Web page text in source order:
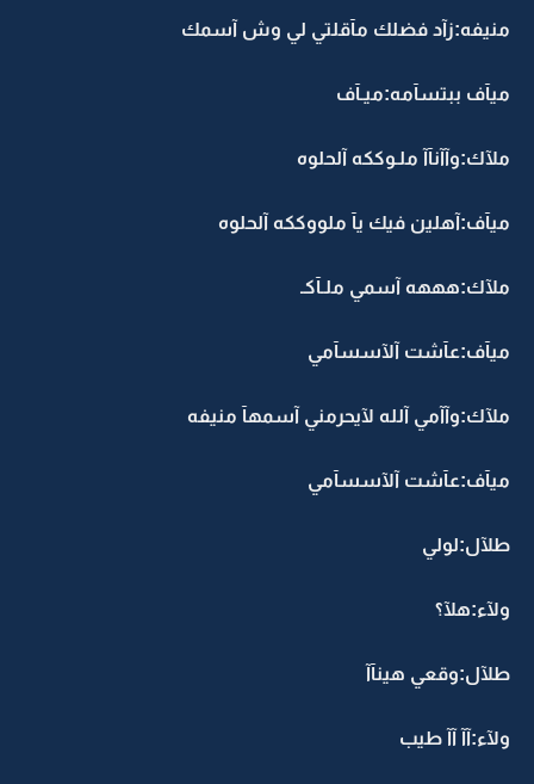
منيفه:زآد فضلك مآقلتي لي وش آسمك
ميآف ببتسآمه:ميـآف
ملآك:وآآنآآ ملـوككه آلحلوه
ميآف:آهلين فيك يآ ملووككه آلحلوه
ملآك:هههه آسمي ملـآكـ
ميآف:عآشت آلآسسآمي
ملآك:وآآمي آلله لآيحرمني آسمهآ منيفه
ميآف:عآشت آلآسسآمي
طلآل:لولي
ولآء:هلآ؟
طلآل:وقعي هينآآ
ولآء:آآ آآ طيب